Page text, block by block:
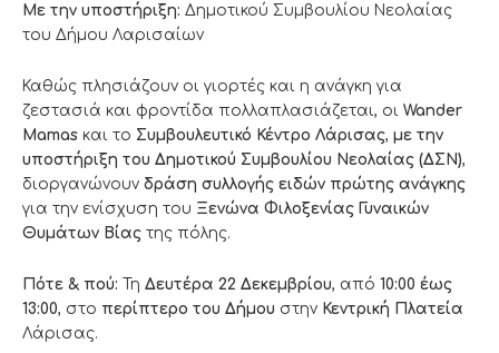
Με την υποστήριξη: Δημοτικού Συμβουλίου Νεολαίας
του Δήμου Λαρισαίων
Καθώς πλησιάζουν οι γιορτές και η ανάγκη για
ζεστασιά και φροντίδα πολλαπλασιάζεται, οι Wander
Mamas και το Συμβουλευτικό Κέντρο Λάρισας, με την
υποστήριξη του Δημοτικού Συμβουλίου Νεολαίας (ΔΣΝ),
διοργανώνουν δράση συλλογής ειδών πρώτης ανάγκης
για την ενίσχυση του Ξενώνα Φιλοξενίας Γυναικών
Θυμάτων Βίας της πόλης.
Πότε & πού: Τη Δευτέρα 22 Δεκεμβρίου, από 10:00 έως
13:00, στο περίπτερο του Δήμου στην Κεντρική Πλατεία
Λάρισας.